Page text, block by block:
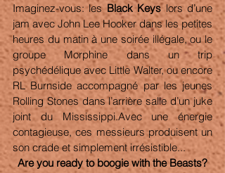
Imaginez-vous: les Black Keys lors d’une
jam avec John Lee Hooker dans les petites
heures du matin à une soirée illégale, ou le
groupe Morphine dans un trip
psychédélique avec Little Walter, ou encore
RL Burnside accompagné par les jeunes
Rolling Stones dans l’arrière salle d’un juke
joint du Mississippi.Avec une énergie
contagieuse, ces messieurs produisent un
son crade et simplement irrésistible...
Are you ready to boogie with the Beasts?